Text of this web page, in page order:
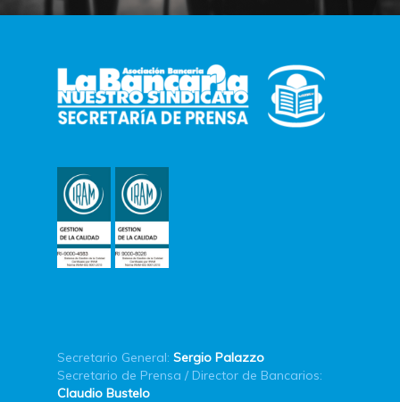
Secretario General: Sergio Palazzo
Secretario de Prensa / Director de Bancarios:
Claudio Bustelo